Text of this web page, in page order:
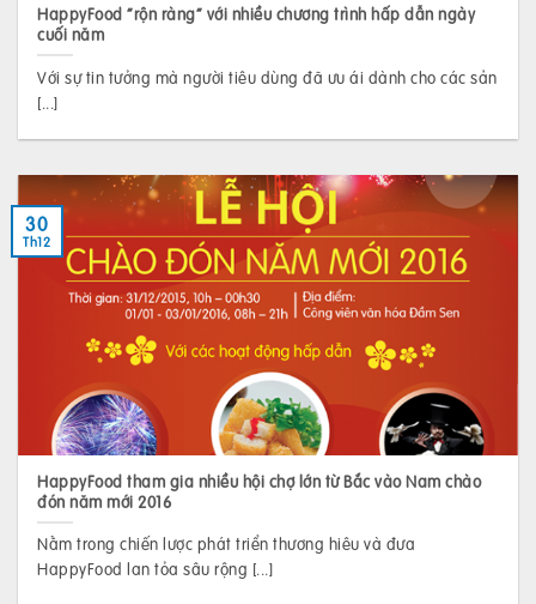
HappyFood “rộn ràng” với nhiều chương trình hấp dẫn ngày
cuối năm
Với sự tin tưởng mà người tiêu dùng đã ưu ái dành cho các sản
[...]
HappyFood tham gia nhiều hội chợ lớn từ Bắc vào Nam chào
đón năm mới 2016
Nằm trong chiến lược phát triển thương hiêu và đưa
HappyFood lan tỏa sâu rộng [...]
30
Th12